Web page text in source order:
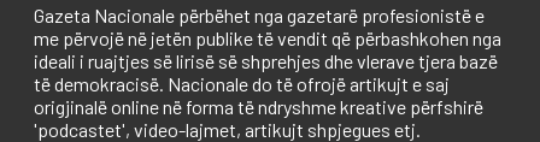
Gazeta Nacionale përbëhet nga gazetarë profesionistë e
me përvojë në jetën publike të vendit që përbashkohen nga
ideali i ruajtjes së lirisë së shprehjes dhe vlerave tjera bazë
të demokracisë. Nacionale do të ofrojë artikujt e saj
origjinalë online në forma të ndryshme kreative përfshirë
'podcastet', video-lajmet, artikujt shpjegues etj.